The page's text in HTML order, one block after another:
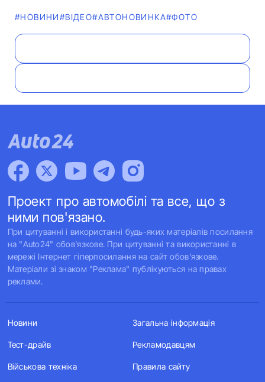
#НОВИНИ#ВІДЕО#АВТОНОВИНКА#ФОТО
Проект про автомобілі та все, що з
ними пов'язано.
При цитуванні і використанні будь-яких матеріалів посилання
на "Auto24" обов'язкове. При цитуванні та використанні в
мережі Інтернет гіперпосилання на сайт обов'язкове.
Матеріали зі знаком "Реклама" публікуються на правах
реклами.
Новини
Тест-драйв
Військова техніка
Загальна інформація
Рекламодавцям
Правила сайту